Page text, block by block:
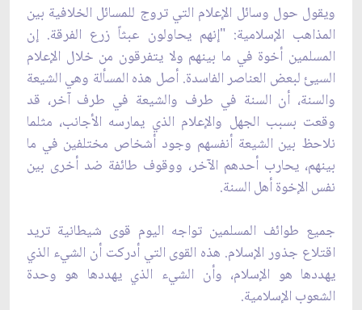
ويقول حول وسائل الإعلام التي تروج للمسائل الخلافية بين
المذاهب الإسلامية: "إنهم يحاولون عبثاً زرع الفرقة. إن
المسلمين أخوة في ما بينهم ولا يتفرقون من خلال الإعلام
السيئ لبعض العناصر الفاسدة. أصل هذه المسألة وهي الشيعة
والسنة، أن السنة في طرف والشيعة في طرف آخر، قد
وقعت بسبب الجهل والإعلام الذي يمارسه الأجانب، مثلما
نلاحظ بين الشيعة أنفسهم وجود أشخاص مختلفين في ما
بينهم، يحارب أحدهم الآخر، ووقوف طائفة ضد أخرى بين
نفس الإخوة أهل السنة.
جميع طوائف المسلمين تواجه اليوم قوى شيطانية تريد
اقتلاع جذور الإسلام. هذه القوى التي أدركت أن الشيء الذي
يهددها هو الإسلام، وأن الشيء الذي يهددها هو وحدة
الشعوب الإسلامية.